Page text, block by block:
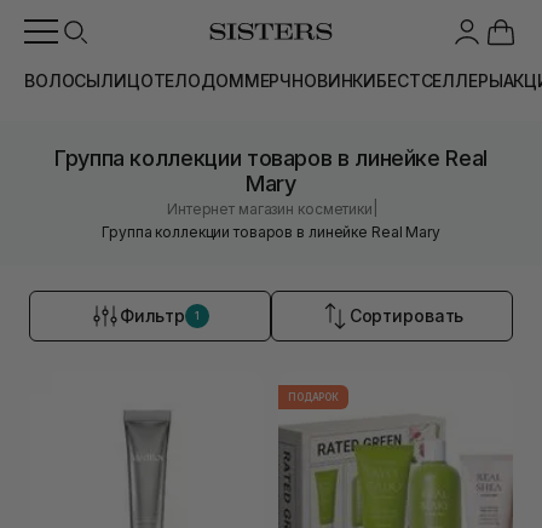
ВОЛОСЫЛИЦОТЕЛОДОММЕРЧНОВИНКИБЕСТСЕЛЛЕРЫ
Группа коллекции товаров в линейке Real
Mary
Интернет магазин косметики
Группа коллекции товаров в линейке Real Mary
Фильтр 1 Сортировать
ПОДАРОК